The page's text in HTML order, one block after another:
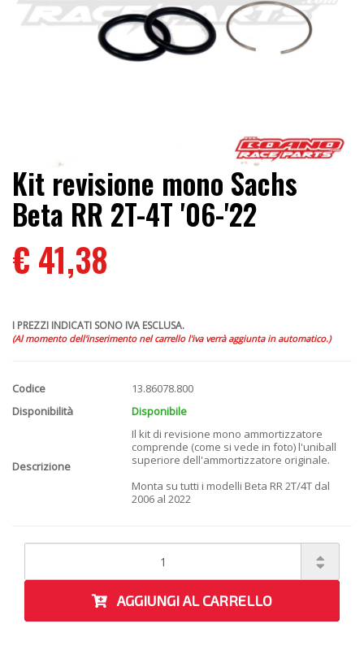
Kit revisione mono Sachs
Beta RR 2T-4T '06-'22
€ 41,38
I PREZZI INDICATI SONO IVA ESCLUSA.
(Al momento dell'inserimento nel carrello l'iva verrà aggiunta in automatico.)
Codice
13.86078.800
Disponibilità
Disponibile
Descrizione
Il kit di revisione mono ammortizzatore
comprende (come si vede in foto) l'uniball
superiore dell'ammortizzatore originale.
Monta su tutti i modelli Beta RR 2T/4T dal
2006 al 2022
AGGIUNGI AL CARRELLO